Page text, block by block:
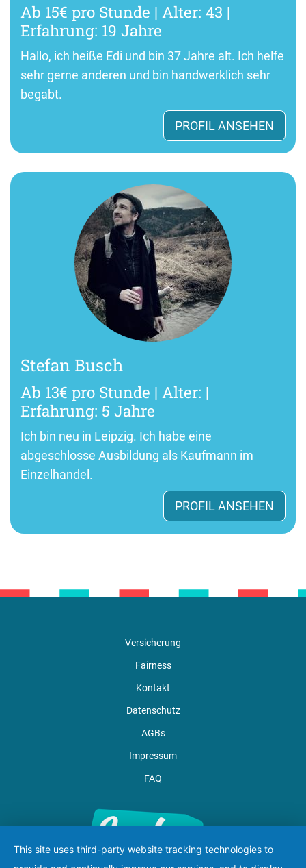
Ab 15€ pro Stunde | Alter: 43 |
Erfahrung: 19 Jahre
Hallo, ich heiße Edi und bin 37 Jahre alt. Ich helfe
sehr gerne anderen und bin handwerklich sehr
begabt.
PROFIL ANSEHEN
Stefan Busch
Ab 13€ pro Stunde | Alter: |
Erfahrung: 5 Jahre
Ich bin neu in Leipzig. Ich habe eine
abgeschlosse Ausbildung als Kaufmann im
Einzelhandel.
PROFIL ANSEHEN
Versicherung
Fairness
Kontakt
Datenschutz
AGBs
Impressum
FAQ
This site uses third-party website tracking technologies to